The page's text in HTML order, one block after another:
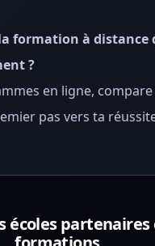
formation à distance
?
en ligne, compare
pas vers ta
écoles